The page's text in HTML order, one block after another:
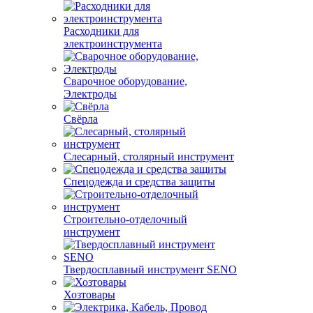
Расходники для
электроинструмента
Сварочное оборудование,
Электроды
Свёрла
Слесарный, столярный инструмент
Спецодежда и средства защиты
Строительно-отделочный
инструмент
Твердосплавный инструмент SENO
Хозтовары